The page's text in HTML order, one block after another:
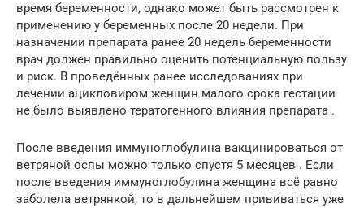
время беременности, однако может быть рассмотрен к
применению у беременных после 20 недели. При
назначении препарата ранее 20 недель беременности
врач должен правильно оценить потенциальную пользу
и риск. В проведённых ранее исследованиях при
лечении ацикловиром женщин малого срока гестации
не было выявлено тератогенного влияния препарата .
После введения иммуноглобулина вакцинироваться от
ветряной оспы можно только спустя 5 месяцев . Если
после введения иммуноглобулина женщина всё равно
заболела ветрянкой, то в дальнейшем прививаться уже